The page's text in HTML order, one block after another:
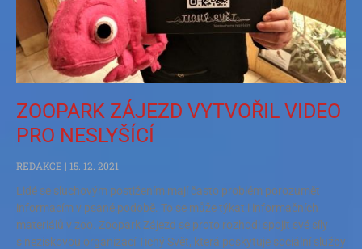
ZOOPARK ZÁJEZD VYTVOŘIL VIDEO
PRO NESLYŠÍCÍ
REDAKCE
15. 12. 2021
Lidé se sluchovým postižením mají často problém porozumět
informacím v psané podobě. To se může týkat i informačních
materiálů v zoo. Zoopark Zájezd se proto rozhodl spojit své síly
s neziskovou organizací Tichý Svět, která poskytuje sociální služby